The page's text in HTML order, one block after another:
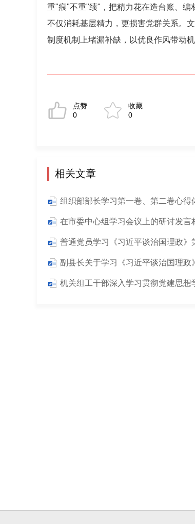
重"痕"不重"绩"，把精力花在造台账、
不仅消耗基层精力，更损害党群关系。
制度机制上堵漏补缺，以优良作风带动机
点赞
0
收藏
0
相关文章
在市委中心组学习会议上的研讨发言
副县长关于学习《习近平谈治国理政
机关组工干部深入学习贯彻党建思想